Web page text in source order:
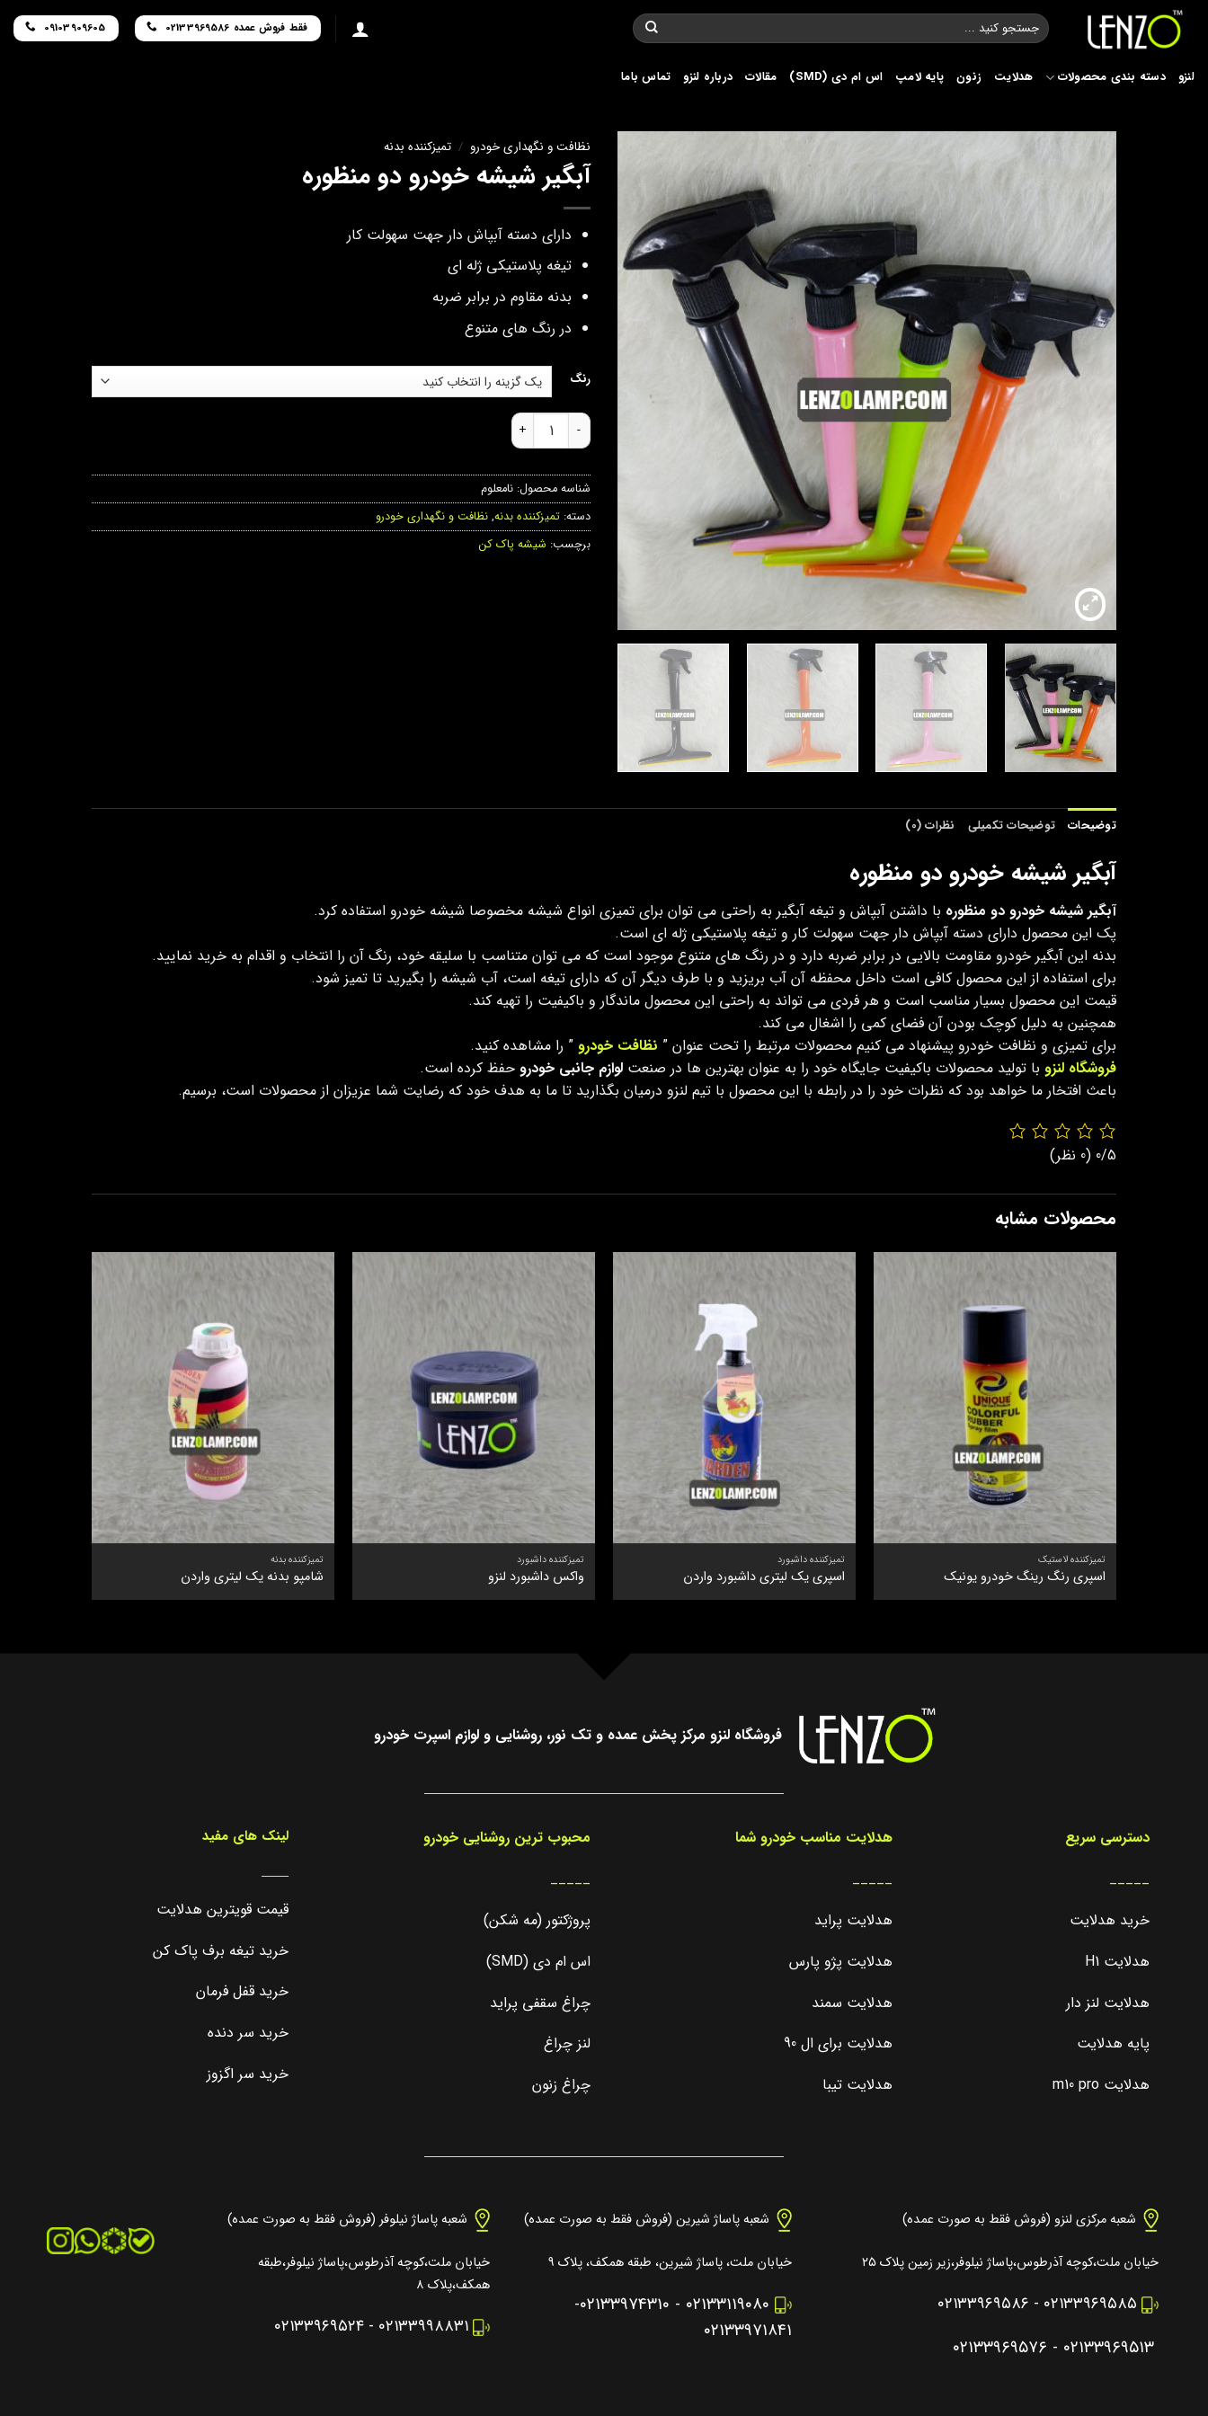
Skip
content
جستجو
برای:
فقط فروش عمده 02133969586 09103909605
لنزو دسته بندی محصولات هدلایت زنون پایه لامپ اس ام دی (SMD) مقالات درباره لنزو تماس باما
نظافت و نگهداری خودرو / تمیزکننده بدنه
آبگیر شیشه خودرو دو منظوره
دارای دسته آبپاش دار جهت سهولت کار
تیغه پلاستیکی ژله ای
بدنه مقاوم در برابر ضربه
در رنگ های متنوع
رنگ
آبگیر شیشه خودرو دو منظوره عدد
شناسه محصول: نامعلوم
دسته: تمیزکننده بدنه, نظافت و نگهداری خودرو
برچسب: شیشه پاک کن
توضیحات توضیحات تکمیلی نظرات (0)
آبگیر شیشه خودرو دو منظوره
آبگیر شیشه خودرو دو منظوره با داشتن آبپاش و تیغه آبگیر به راحتی می توان برای تمیزی انواع شیشه مخصوصا شیشه خودرو استفاده کرد.
پک این محصول دارای دسته آبپاش دار جهت سهولت کار و تیغه پلاستیکی ژله ای است.
بدنه این آبگیر خودرو مقاومت بالایی در برابر ضربه دارد و در رنگ های متنوع موجود است که می توان متناسب با سلیقه خود، رنگ آن را انتخاب و اقدام به خرید نمایید.
برای استفاده از این محصول کافی است داخل محفظه آن آب بریزید و با طرف دیگر آن که دارای تیغه است، آب شیشه را بگیرید تا تمیز شود.
قیمت این محصول بسیار مناسب است و هر فردی می تواند به راحتی این محصول ماندگار و باکیفیت را تهیه کند.
همچنین به دلیل کوچک بودن آن فضای کمی را اشغال می کند.
برای تمیزی و نظافت خودرو پیشنهاد می کنیم محصولات مرتبط را تحت عنوان ” نظافت خودرو ” را مشاهده کنید.
فروشگاه لنزو با تولید محصولات باکیفیت جایگاه خود را به عنوان بهترین ها در صنعت لوازم جانبی خودرو حفظ کرده است.
باعث افتخار ما خواهد بود که نظرات خود را در رابطه با این محصول با تیم لنزو درمیان بگذارید تا ما به هدف خود که رضایت شما عزیزان از محصولات است، برسیم.
0/5 (0 نظر)
محصولات مشابه
تمیزکننده لاستیک
اسپری رنگ رینگ خودرو یونیک
تمیزکننده داشبورد
اسپری یک لیتری داشبورد واردن
تمیزکننده داشبورد
واکس داشبورد لنزو
تمیزکننده بدنه
شامپو بدنه یک لیتری واردن
فروشگاه لنزو مرکز پخش عمده و تک نور، روشنایی و لوازم اسپرت خودرو
دسترسی سریع
_____
خرید هدلایت
هدلایت H1
هدلایت لنز دار
پایه هدلایت
هدلایت m10 pro
هدلایت مناسب خودرو شما
_____
هدلایت پراید
هدلایت پژو پارس
هدلایت سمند
هدلایت برای ال 90
هدلایت تیبا
محبوب ترین روشنایی خودرو
_____
پروژکتور (مه شکن)
اس ام دی (SMD)
چراغ سقفی پراید
لنز چراغ
چراغ زنون
لینک های مفید
_____
قیمت قویترین هدلایت
خرید تیغه برف پاک کن
خرید قفل فرمان
خرید سر دنده
خرید سر اگزوز
شعبه مرکزی لنزو (فروش فقط به صورت عمده)
خیابان ملت،کوچه آذرطوس،پاساژ نیلوفر،زیر زمین پلاک ۲۵
۰۲۱۳۳۹۶۹۵۸۵ - ۰۲۱۳۳۹۶۹۵۸۶
۰۲۱۳۳۹۶۹۵۱۳ - ۰۲۱۳۳۹۶۹۵۷۶
شعبه پاساژ شیرین (فروش فقط به صورت عمده)
خیابان ملت، پاساژ شیرین، طبقه همکف، پلاک ۹
۰۲۱۳۳۱۱۹۰۸۰ - ۰۲۱۳۳۹۷۴۳۱۰-
۰۲۱۳۳۹۷۱۸۴۱
شعبه پاساژ نیلوفر (فروش فقط به صورت عمده)
خیابان ملت،کوچه آذرطوس،پاساژ نیلوفر،طبقه
همکف،پلاک ۸
۰۲۱۳۳۹۹۸۸۳۱ - ۰۲۱۳۳۹۶۹۵۲۴